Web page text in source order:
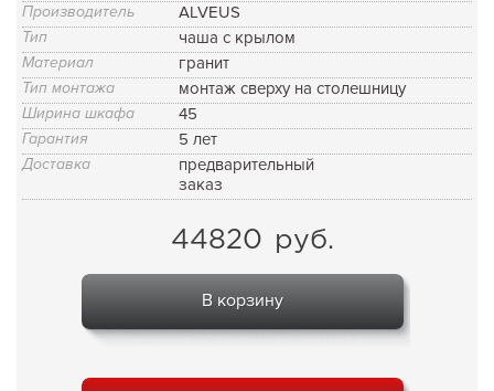
Производитель ALVEUS
Тип чаша с крылом
Материал гранит
Тип монтажа монтаж сверху на столешницу
Ширина шкафа 45
Гарантия 5 лет
Доставка
предварительный
заказ
44820 руб.
В корзину